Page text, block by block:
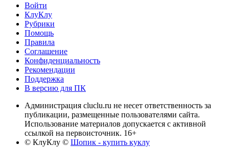
Войти
КлуКлу
Рубрики
Помощь
Правила
Соглашение
Конфиденциальность
Рекомендации
Поддержка
В версию для ПК
Администрация cluclu.ru не несет ответственность за
публикации, размещенные пользователями сайта.
Использование материалов допускается с активной
ссылкой на первоисточник. 16+
© КлуКлу © Шопик - купить куклу